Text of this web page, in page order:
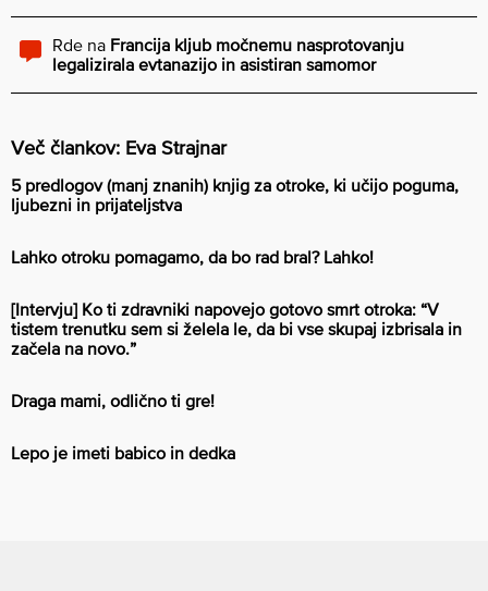
Rde na Francija kljub močnemu nasprotovanju
legalizirala evtanazijo in asistiran samomor
Več člankov: Eva Strajnar
5 predlogov (manj znanih) knjig za otroke, ki učijo poguma,
ljubezni in prijateljstva
Lahko otroku pomagamo, da bo rad bral? Lahko!
[Intervju] Ko ti zdravniki napovejo gotovo smrt otroka: “V
tistem trenutku sem si želela le, da bi vse skupaj izbrisala in
začela na novo.”
Draga mami, odlično ti gre!
Lepo je imeti babico in dedka